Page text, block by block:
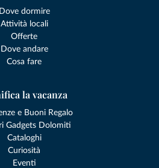
Dove dormire
Attività locali
Offerte
Dove andare
Cosa fare
la vacanza
e Buoni Regalo
Gadgets Dolomiti
Cataloghi
Curiosità
Eventi